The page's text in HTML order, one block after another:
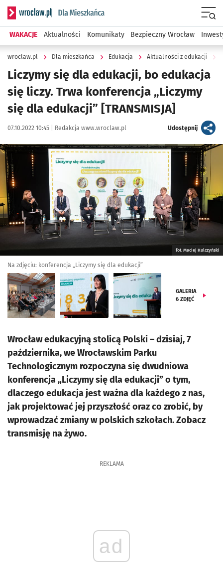
Serwis informacyjny wroclaw.pl podserwis: Dla mieszkańca
WAKACJE Aktualności Komunikaty Bezpieczny Wrocław
wroclaw.pl Dla mieszkańca Edukacja Aktualności z edukacji
Liczymy się dla edukacji, bo edukacja
się liczy. Trwa konferencja „Liczymy
się dla edukacji” [TRANSMISJA]
Data publikacji:
07.10.2022 10:45 | Autor:
Redakcja www.wroclaw.pl Udostępnijartykuł
Kliknij, aby zobaczyć galerię
Kliknij, aby powiększyć
fot. Maciej Kulczyński
Na zdjęciu: konferencja „Liczymy się dla edukacji”
GALERIA
6 ZDJĘĆ
Wrocław edukacyjną stolicą Polski – dzisiaj, 7
października, we Wrocławskim Parku
Technologicznym rozpoczyna się dwudniowa
konferencja „Liczymy się dla edukacji” o tym,
dlaczego edukacja jest ważna dla każdego z nas,
jak projektować jej przyszłość oraz co zrobić, by
wprowadzać zmiany w polskich szkołach. Zobacz
transmisję na żywo.
REKLAMA
ad